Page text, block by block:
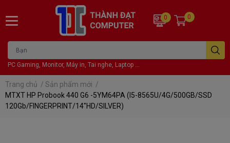
PC Gaming, Monitor, Máy in, Tai nghe, Laptop ...
0 0
Trang chủ / Sản phẩm mới /
MTXT HP Probook 440 G6 -5YM64PA (I5-8565U/4G/500GB/SSD
120Gb/FINGERPRINT/14"HD/SILVER)